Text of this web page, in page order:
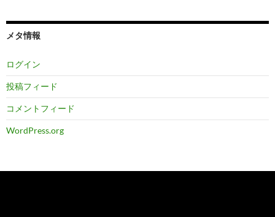
メタ情報
ログイン
投稿フィード
コメントフィード
WordPress.org